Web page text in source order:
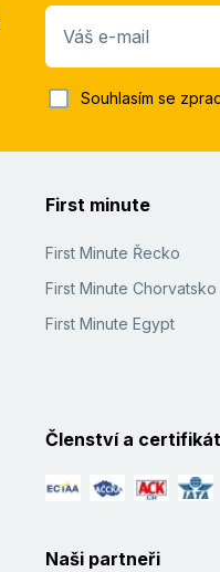
Váš e-mail
Souhlasím se
First minute
First Minute Řecko
First Minute Chorvatsko
First Minute Egypt
Členství a
Naši partneři